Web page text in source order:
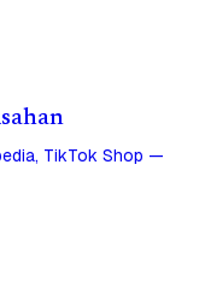
TikTok Shop —